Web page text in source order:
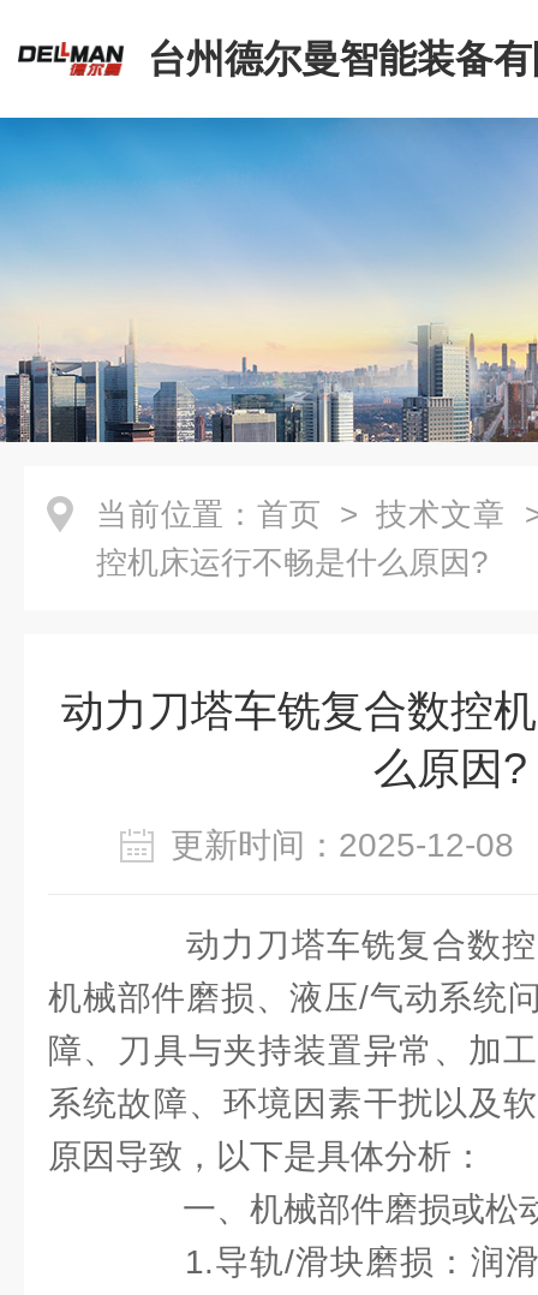
台州德尔曼智能装备
当前位置： 首页 > 技术文章
控机床运行不畅是什么原因?
动力刀塔车铣复合数控
么原因?
更新时间：2025-12-
动力刀塔车铣复合数控
机械部件磨损、液压/气动系统
障、刀具与夹持装置异常、加
系统故障、环境因素干扰以及
原因导致，以下是具体分析：
一、机械部件磨损或松
1.导轨/滑块磨损：润滑